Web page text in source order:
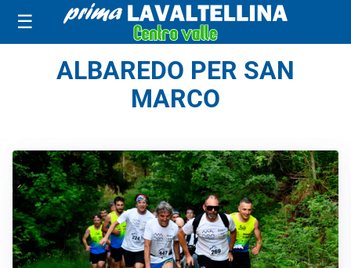
☰
ALBAREDO PER SAN
MARCO